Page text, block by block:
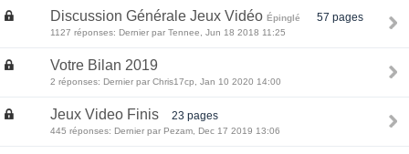
Discussion Générale Jeux Vidéo Épinglé 57 pages
1127 réponses: Dernier par Tennee, Jun 18 2018 11:25
Votre Bilan 2019
2 réponses: Dernier par Chris17cp, Jan 10 2020 14:00
Jeux Video Finis 23 pages
445 réponses: Dernier par Pezam, Dec 17 2019 13:06